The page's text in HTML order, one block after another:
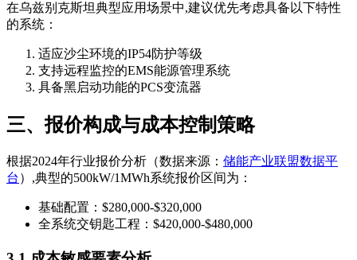
在乌兹别克斯坦典型应用场景中,建议优先考虑具备以下特性
的系统：
适应沙尘环境的IP54防护等级
支持远程监控的EMS能源管理系统
具备黑启动功能的PCS变流器
三、报价构成与成本控制策略
根据2024年行业报价分析（数据来源： 储能产业联盟数据平
台 ）,典型的500kW/1MWh系统报价区间为：
基础配置：$280,000-$320,000
全系统交钥匙工程：$420,000-$480,000